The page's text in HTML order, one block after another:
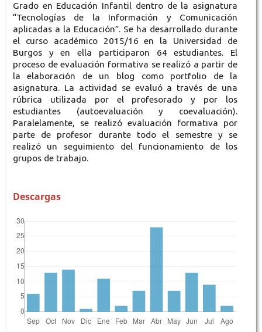
Grado en Educación Infantil dentro de la asignatura
“Tecnologías de la Información y Comunicación
aplicadas a la Educación”. Se ha desarrollado durante
el curso académico 2015/16 en la Universidad de
Burgos y en ella participaron 64 estudiantes. El
proceso de evaluación formativa se realizó a partir de
la elaboración de un blog como portfolio de la
asignatura. La actividad se evaluó a través de una
rúbrica utilizada por el profesorado y por los
estudiantes (autoevaluación y coevaluación).
Paralelamente, se realizó evaluación formativa por
parte de profesor durante todo el semestre y se
realizó un seguimiento del funcionamiento de los
grupos de trabajo.
Descargas